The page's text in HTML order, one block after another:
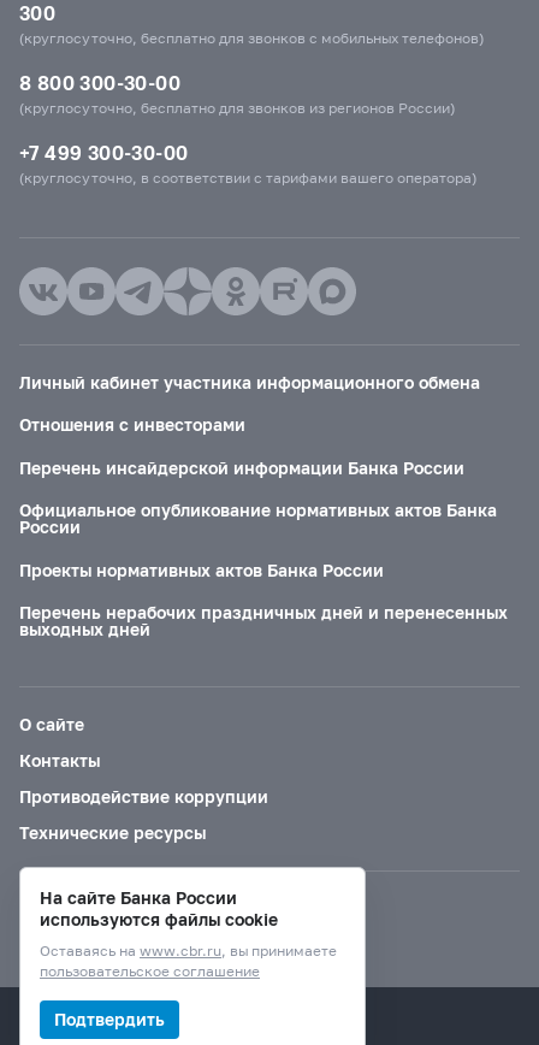
300
(круглосуточно, бесплатно для звонков с мобильных телефонов)
8 800 300-30-00
(круглосуточно, бесплатно для звонков из регионов России)
+7 499 300-30-00
(круглосуточно, в соответствии с тарифами вашего оператора)
Личный кабинет участника информационного обмена
Отношения с инвесторами
Перечень инсайдерской информации Банка России
Официальное опубликование нормативных актов Банка
России
Проекты нормативных актов Банка России
Перечень нерабочих праздничных дней и перенесенных
выходных дней
О сайте
Контакты
Противодействие коррупции
Технические ресурсы
Версия для слабовидящих
© Банк России, 2000–2026.
На сайте Банка России
используются файлы cookie
Оставаясь на www.cbr.ru, вы принимаете
пользовательское соглашение
Подтвердить